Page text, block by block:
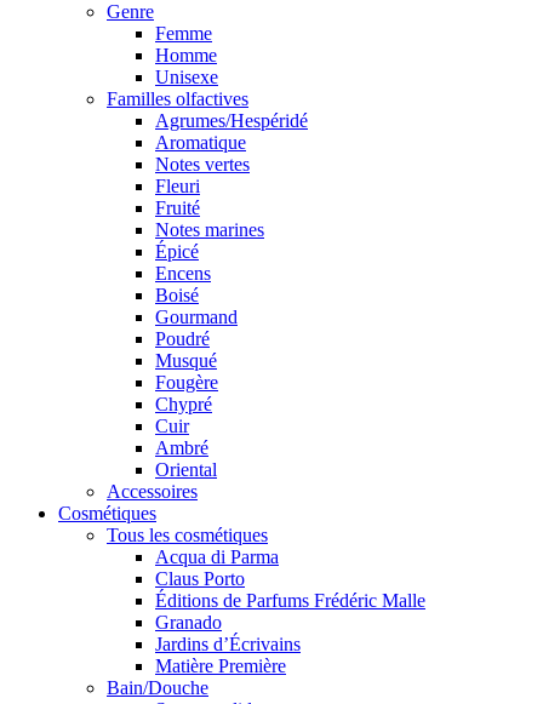
Genre
Femme
Homme
Unisexe
Familles olfactives
Agrumes/Hespéridé
Aromatique
Notes vertes
Fleuri
Fruité
Notes marines
Épicé
Encens
Boisé
Gourmand
Poudré
Musqué
Fougère
Chypré
Cuir
Ambré
Oriental
Accessoires
Cosmétiques
Tous les cosmétiques
Acqua di Parma
Claus Porto
Éditions de Parfums Frédéric Malle
Granado
Jardins d’Écrivains
Matière Première
Bain/Douche